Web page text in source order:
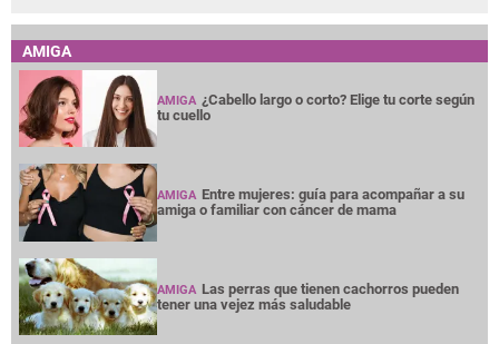
AMIGA
AMIGA ¿Cabello largo o corto? Elige tu corte según
tu cuello
AMIGA Entre mujeres: guía para acompañar a su
amiga o familiar con cáncer de mama
AMIGA Las perras que tienen cachorros pueden
tener una vejez más saludable